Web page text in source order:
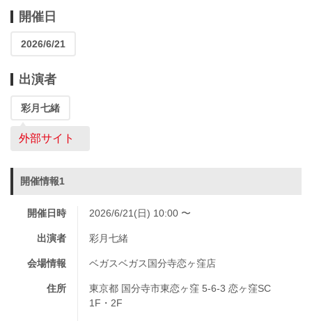
開催日
2026/6/21
出演者
彩月七緒
外部サイト
開催情報1
開催日時 2026/6/21(日) 10:00 〜
出演者 彩月七緒
会場情報 ベガスベガス国分寺恋ヶ窪店
住所
東京都 国分寺市東恋ヶ窪 5-6-3 恋ヶ窪SC
1F・2F